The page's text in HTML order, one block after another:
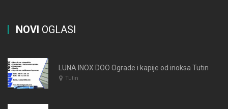
NOVI OGLASI
LUNA INOX DOO Ograde i kapije od inoksa Tutin
Tutin